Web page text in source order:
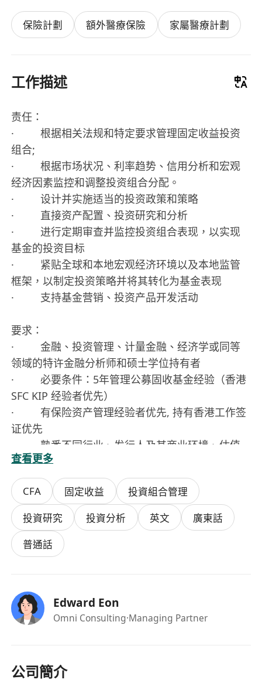
保險計劃 額外醫療保險 家屬醫療計劃
工作描述
责任：
· 根据相关法规和特定要求管理固定收益投资
组合;
· 根据市场状况、利率趋势、信用分析和宏观
经济因素监控和调整投资组合分配。
· 设计并实施适当的投资政策和策略
· 直接资产配置、投资研究和分析
· 进行定期审查并监控投资组合表现，以实现
基金的投资目标
· 紧贴全球和本地宏观经济环境以及本地监管
框架，以制定投资策略并将其转化为基金表现
· 支持基金营销、投资产品开发活动
要求：
· 金融、投资管理、计量金融、经济学或同等
领域的特许金融分析师和硕士学位持有者
· 必要条件：5年管理公募固收基金经验（香港
SFC KIP 经验者优先）
· 有保险资产管理经验者优先, 持有香港工作签
证优先
· 熟悉不同行业、发行人及其商业环境、估值
和技术的信用基础
· 精通英语和普通话
查看更多
CFA 固定收益
投資組合管理
投資研究
投資分析 英文
廣東話
普通話
Edward Eon
Omni Consulting·Managing Partner
公司簡介